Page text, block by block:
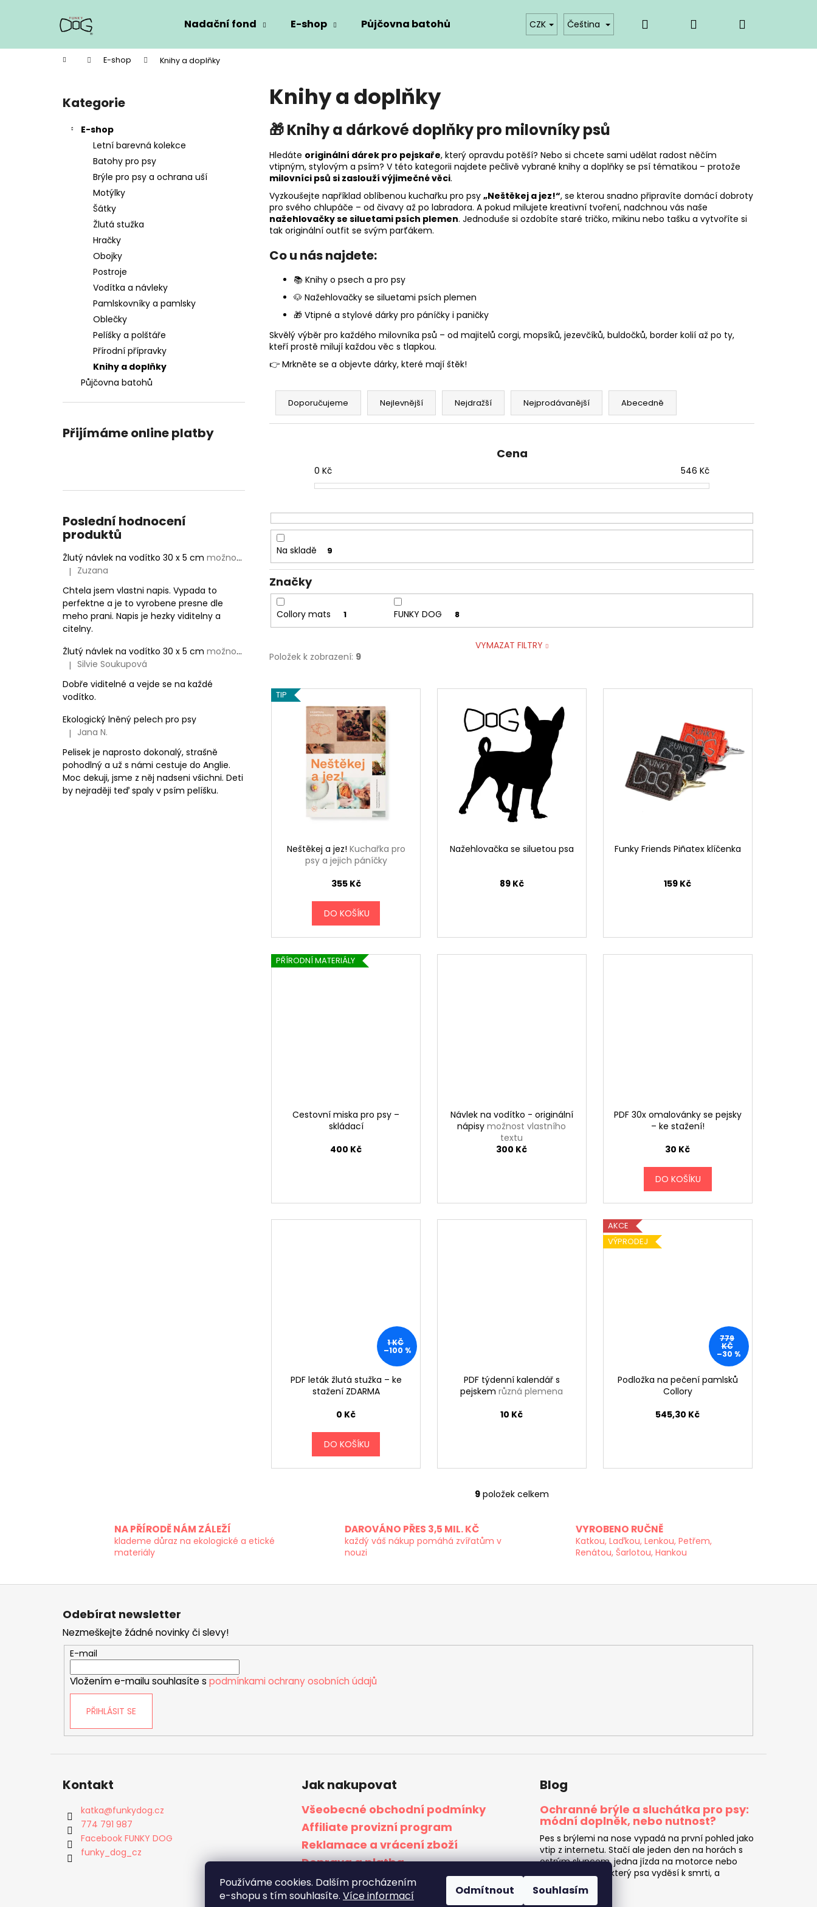
Používáme cookies. Dalším procházením
e-shopu s tím souhlasíte. Více informací Odmítnout Souhlasím
Nadační fond E-shop Půjčovna batohů Kontakty Provizní systém
CZK Čeština Přihlášení
Domů E-shop Knihy a doplňky
Přeskočit
kategorie
Kategorie
E-shop
Letní barevná kolekce
Batohy pro psy
Brýle pro psy a ochrana uší
Motýlky
Šátky
Žlutá stužka
Hračky
Obojky
Postroje
Vodítka a návleky
Pamlskovníky a pamlsky
Oblečky
Pelíšky a polštáře
Přírodní přípravky
Knihy a doplňky
Půjčovna batohů
Přijímáme online platby
Poslední hodnocení
produktů
Žlutý návlek na vodítko 30 x 5 cm možnost vlastního textu
Hodnocení produktu je 5 z 5 hvězdiček.
| Zuzana
Chtela jsem vlastni napis. Vypada to
perfektne a je to vyrobene presne dle
meho prani. Napis je hezky viditelny a
citelny.
Žlutý návlek na vodítko 30 x 5 cm možnost vlastního textu
Hodnocení produktu je 5 z 5 hvězdiček.
| Silvie Soukupová
Dobře viditelné a vejde se na každé
vodítko.
Ekologický lněný pelech pro psy
Hodnocení produktu je 5 z 5 hvězdiček.
| Jana N.
Pelisek je naprosto dokonalý, strašně
pohodlný a už s námi cestuje do Anglie.
Moc dekuji, jsme z něj nadseni všichni. Deti
by nejraději teď spaly v psím pelíšku.
Knihy a doplňky
🎁 Knihy a dárkové doplňky pro milovníky psů
Hledáte originální dárek pro pejskaře, který opravdu potěší? Nebo si chcete sami udělat radost něčím
vtipným, stylovým a psím? V této kategorii najdete pečlivě vybrané knihy a doplňky se psí tématikou – protože
milovníci psů si zaslouží výjimečné věci.
Vyzkoušejte například oblíbenou kuchařku pro psy „Neštěkej a jez!“, se kterou snadno připravíte domácí dobroty
pro svého chlupáče – od čivavy až po labradora. A pokud milujete kreativní tvoření, nadchnou vás naše
nažehlovačky se siluetami psích plemen. Jednoduše si ozdobíte staré tričko, mikinu nebo tašku a vytvoříte si
tak originální outfit se svým parťákem.
Co u nás najdete:
📚 Knihy o psech a pro psy
🐶 Nažehlovačky se siluetami psích plemen
🎁 Vtipné a stylové dárky pro páníčky i paničky
Skvělý výběr pro každého milovníka psů – od majitelů corgi, mopsíků, jezevčíků, buldočků, border kolií až po ty,
kteří prostě milují každou věc s tlapkou.
👉 Mrkněte se a objevte dárky, které mají štěk!
Ř
z
o
d
u
k
t
ů
Doporučujeme Nejlevnější Nejdražší Nejprodávanější Abecedně
Cena
0 Kč 546 Kč
Na skladě 9
Značky
Collory mats 1 FUNKY DOG 8
VYMAZAT FILTRY
Položek k zobrazení: 9
V
ýTIP
Neštěkej a jez! Kuchařka pro
psy a jejich páníčky
355 Kč
DO KOŠÍKU
Nažehlovačka se siluetou psa
89 Kč
Funky Friends Piñatex klíčenka
159 Kč
PŘÍRODNÍ MATERIÁLY
Cestovní miska pro psy –
skládací
400 Kč
Návlek na vodítko - originální
nápisymožnost vlastního
textu
300 Kč
PDF 30x omalovánky se pejsky
– ke stažení!
30 Kč
DO KOŠÍKU
1 KČ
–100 %
PDF leták žlutá stužka – ke
stažení ZDARMA
0 Kč
DO KOŠÍKU
PDF týdenní kalendář s
pejskemrůzná plemena
10 Kč
AKCE
VÝPRODEJ
779
KČ
–30 %
Podložka na pečení pamlsků
Collory
545,30 Kč
O
c
k
u
9 položek celkem
NA PŘÍRODĚ NÁM ZÁLEŽÍ
klademe důraz na ekologické a etické
materiály
DAROVÁNO PŘES 3,5 MIL. KČ
každý váš nákup pomáhá zvířatům v
nouzi
VYROBENO RUČNĚ
Katkou, Laďkou, Lenkou, Petřem,
Renátou, Šarlotou, Hankou
í
Zpět
do
Zpět
do
Doporučujeme
Z
Odebírat newsletter
Nezmeškejte žádné novinky či slevy!
E-mail
Vložením e-mailu souhlasíte s podmínkami ochrany osobních údajů
PŘIHLÁSIT SE
Kontakt
katka@funkydog.cz
774 791 987
Facebook FUNKY DOG
funky_dog_cz
Jak nakupovat
Všeobecné obchodní podmínky
Affiliate provizní program
Reklamace a vrácení zboží
Doprava a platba
Velkoobchodní spolupráce
Blog
Ochranné brýle a sluchátka pro psy:
módní doplněk, nebo nutnost?
Pes s brýlemi na nose vypadá na první pohled jako
vtip z internetu. Stačí ale jeden den na horách s
ostrým sluncem, jedna jízda na motorce nebo
jeden ohňostroj, který psa vyděsí k smrti, a
najednou to...